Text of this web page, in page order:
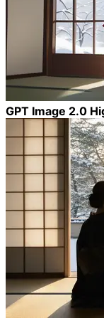
GPT Image 2.0